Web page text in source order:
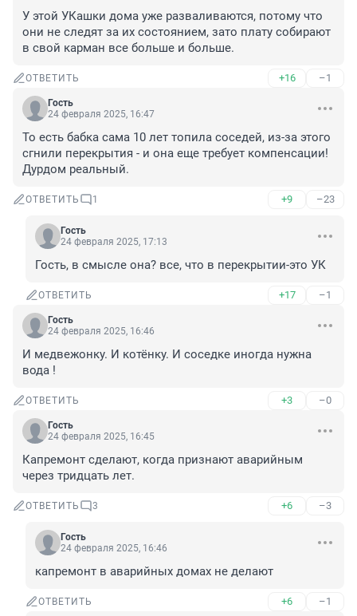
У этой УКашки дома уже разваливаются, потому что
они не следят за их состоянием, зато плату собирают
в свой карман все больше и больше.
ОТВЕТИТЬ +16 –1
Гость
24 февраля 2025, 16:47
То есть бабка сама 10 лет топила соседей, из-за этого
сгнили перекрытия - и она еще требует компенсации!
Дурдом реальный.
ОТВЕТИТЬ 1 +9 –23
Гость
24 февраля 2025, 17:13
Гость, в смысле она? все, что в перекрытии-это УК
ОТВЕТИТЬ +17 –1
Гость
24 февраля 2025, 16:46
И медвежонку. И котёнку. И соседке иногда нужна
вода !
ОТВЕТИТЬ +3 –0
Гость
24 февраля 2025, 16:45
Капремонт сделают, когда признают аварийным
через тридцать лет.
ОТВЕТИТЬ 3 +6 –3
Гость
24 февраля 2025, 16:46
капремонт в аварийных домах не делают
ОТВЕТИТЬ +6 –1